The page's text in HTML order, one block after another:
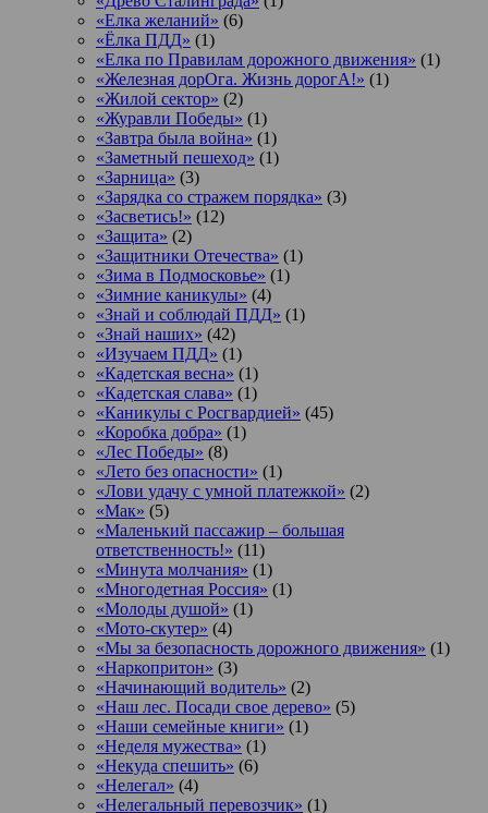
«Елка желаний» (6)
«Ёлка ПДД» (1)
«Елка по Правилам дорожного движения» (1)
«Железная дорОга. Жизнь дорогА!» (1)
«Жилой сектор» (2)
«Журавли Победы» (1)
«Завтра была война» (1)
«Заметный пешеход» (1)
«Зарница» (3)
«Зарядка со стражем порядка» (3)
«Засветись!» (12)
«Защита» (2)
«Защитники Отечества» (1)
«Зима в Подмосковье» (1)
«Зимние каникулы» (4)
«Знай и соблюдай ПДД» (1)
«Знай наших» (42)
«Изучаем ПДД» (1)
«Кадетская весна» (1)
«Кадетская слава» (1)
«Каникулы с Росгвардией» (45)
«Коробка добра» (1)
«Лес Победы» (8)
«Лето без опасности» (1)
«Лови удачу с умной платежкой» (2)
«Мак» (5)
«Маленький пассажир – большая
ответственность!» (11)
«Минута молчания» (1)
«Многодетная Россия» (1)
«Молоды душой» (1)
«Мото-скутер» (4)
«Мы за безопасность дорожного движения» (1)
«Наркопритон» (3)
«Начинающий водитель» (2)
«Наш лес. Посади свое дерево» (5)
«Наши семейные книги» (1)
«Неделя мужества» (1)
«Некуда спешить» (6)
«Нелегал» (4)
«Нелегальный перевозчик» (1)